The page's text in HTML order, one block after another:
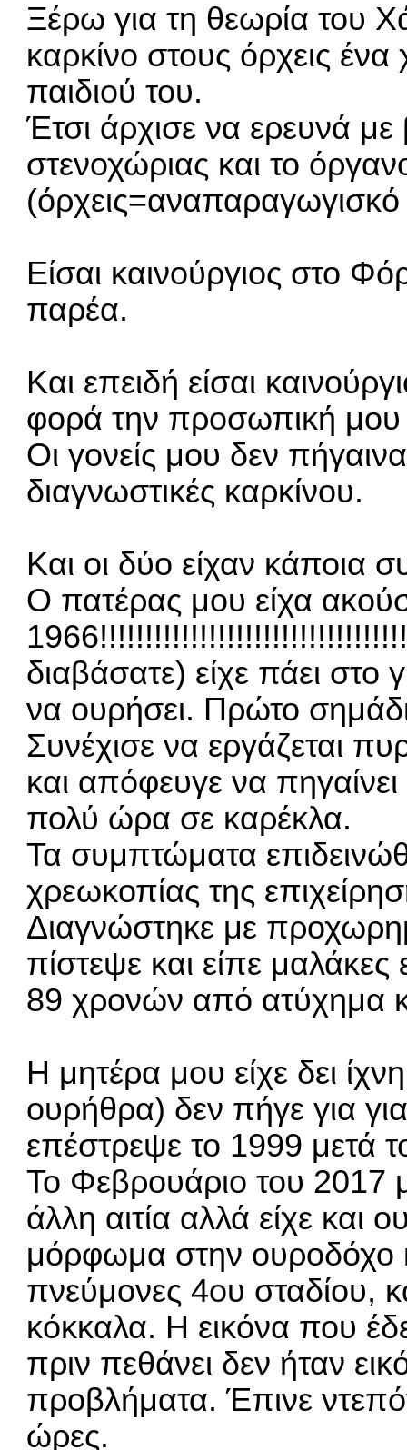
Ξέρω για τη θεωρία του
καρκίνο στους όρχεις
παιδιού του.
Έτσι άρχισε να ερευνά
στενοχώριας και το
Είσαι καινούργιος στο
παρέα.
Και επειδή είσαι
φορά την προσωπική μου
Οι γονείς μου δεν
διαγνωστικές καρκίνου.
Και οι δύο είχαν κάποια
Ο πατέρας μου είχα
διαβάσατε) είχε πάει
να ουρήσει. Πρώτο
Συνέχισε να εργάζεται
και απόφευγε να
πολύ ώρα σε καρέκλα.
Τα συμπτώματα
χρεωκοπίας της
Διαγνώστηκε με
πίστεψε και είπε μαλάκες
89 χρονών από ατύχημα
Η μητέρα μου είχε δει
ουρήθρα) δεν πήγε για
επέστρεψε το 1999 μετά
Το Φεβρουάριο του 2017
άλλη αιτία αλλά είχε και
μόρφωμα στην ουροδόχο
πνεύμονες 4ου σταδίου,
κόκκαλα. Η εικόνα που
πριν πεθάνει δεν ήταν
προβλήματα. Έπινε
ώρες.